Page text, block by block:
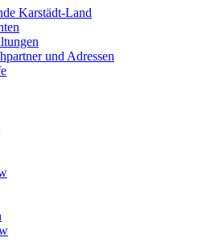
Karstädt-Land
und Adressen